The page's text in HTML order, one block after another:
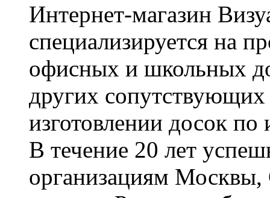
Интернет-магазин
специализируется на
офисных и школьных
других сопутствующих
изготовлении досок по
В течение 20 лет
организациям Москвы,